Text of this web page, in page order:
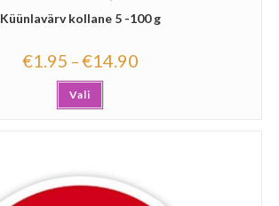
Küünlavärv kollane 5 -100 g
€1.95 –€14.90
Vali